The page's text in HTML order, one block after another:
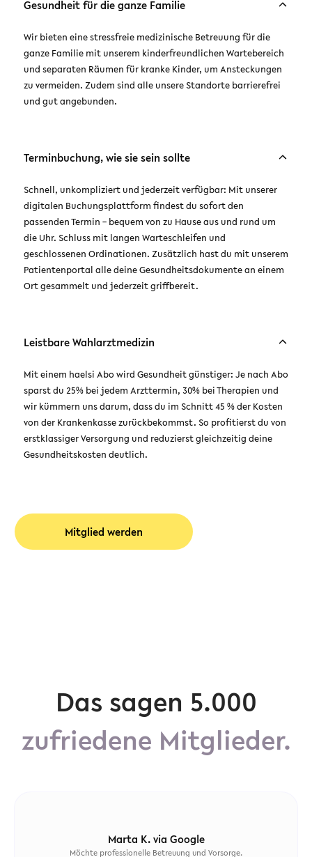
Gesundheit für die ganze Familie
Wir bieten eine stressfreie medizinische Betreuung für die
ganze Familie mit unserem kinderfreundlichen Wartebereich
und separaten Räumen für kranke Kinder, um Ansteckungen
zu vermeiden. Zudem sind alle unsere Standorte barrierefrei
und gut angebunden.
Terminbuchung, wie sie sein sollte
Schnell, unkompliziert und jederzeit verfügbar: Mit unserer
digitalen Buchungsplattform findest du sofort den
passenden Termin – bequem von zu Hause aus und rund um
die Uhr. Schluss mit langen Warteschleifen und
geschlossenen Ordinationen. Zusätzlich hast du mit unserem
Patientenportal alle deine Gesundheitsdokumente an einem
Ort gesammelt und jederzeit griffbereit.
Leistbare Wahlarztmedizin
Mit einem haelsi Abo wird Gesundheit günstiger: Je nach Abo
sparst du 25% bei jedem Arzttermin, 30% bei Therapien und
wir kümmern uns darum, dass du im Schnitt 45 % der Kosten
von der Krankenkasse zurückbekommst. So profitierst du von
erstklassiger Versorgung und reduzierst gleichzeitig deine
Gesundheitskosten deutlich.
Mitglied werden
Das sagen 5.000
zufriedene Mitglieder.
Marta K. via Google
Möchte professionelle Betreuung und Vorsorge.